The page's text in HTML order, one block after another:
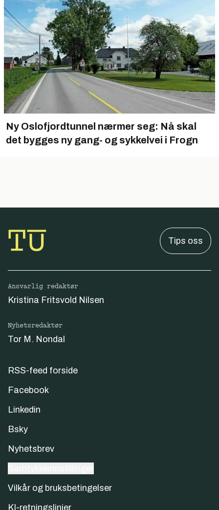
Ny Oslofjordtunnel nærmer seg: Nå skal
det bygges ny gang- og sykkelvei i Frogn
Tips oss
Ansvarlig redaktør
Kristina Fritsvold Nilsen
Nyhetsredaktør
Tor M. Nondal
RSS-feed forside
Facebook
Linkedin
Bsky
Nyhetsbrev
Vilkår og bruksbetingelser
KI-retningslinjer